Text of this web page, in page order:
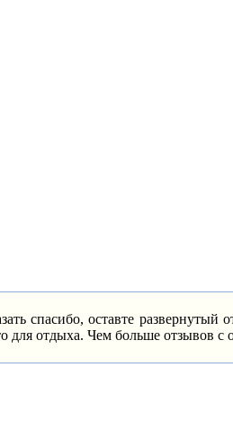
спасибо, оставте
отдыха. Чем больше отзывов с